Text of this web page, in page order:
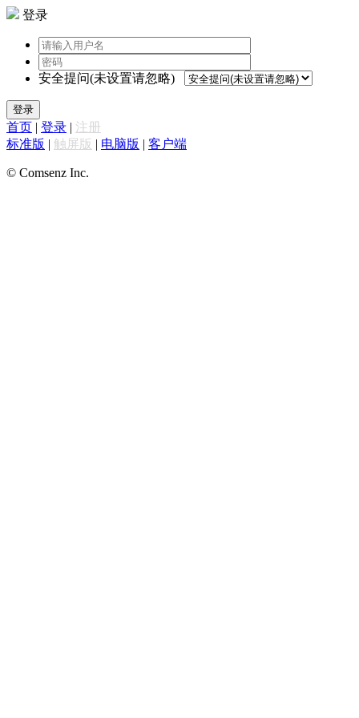
登录
安全提问(未设置请忽略)
登录
首页 | 登录 | 注册
标准版 | 触屏版 | 电脑版 | 客户端
© Comsenz Inc.